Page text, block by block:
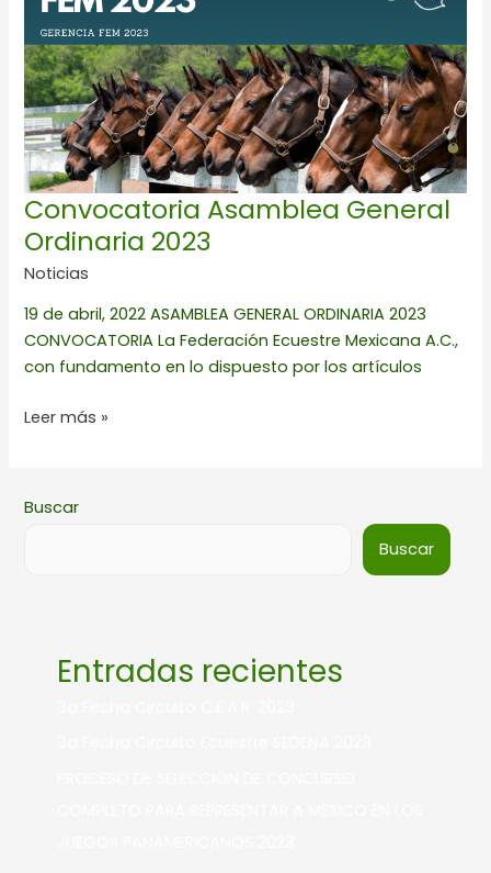
Convocatoria Asamblea General
Ordinaria 2023
Noticias
19 de abril, 2022 ASAMBLEA GENERAL ORDINARIA 2023
CONVOCATORIA La Federación Ecuestre Mexicana A.C.,
con fundamento en lo dispuesto por los artículos
Ordinaria
2023
Leer más »
Buscar
Buscar
Entradas recientes